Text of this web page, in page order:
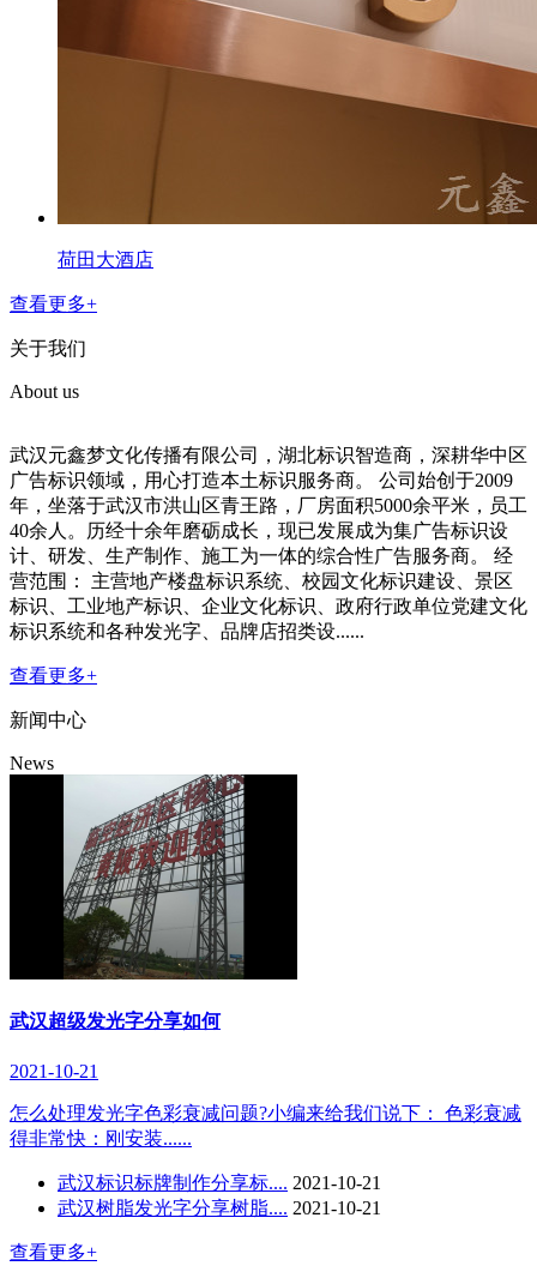
荷田大酒店
查看更多+
关于我们
About us
武汉元鑫梦文化传播有限公司，湖北标识智造商，深耕华中区
广告标识领域，用心打造本土标识服务商。 公司始创于2009
年，坐落于武汉市洪山区青王路，厂房面积5000余平米，员工
40余人。历经十余年磨砺成长，现已发展成为集广告标识设
计、研发、生产制作、施工为一体的综合性广告服务商。 经
营范围： 主营地产楼盘标识系统、校园文化标识建设、景区
标识、工业地产标识、企业文化标识、政府行政单位党建文化
标识系统和各种发光字、品牌店招类设......
查看更多+
新闻中心
News
武汉超级发光字分享如何
2021-10-21
怎么处理发光字色彩衰减问题?小编来给我们说下： 色彩衰减
得非常快：刚安装......
武汉标识标牌制作分享标.... 2021-10-21
武汉树脂发光字分享树脂.... 2021-10-21
查看更多+